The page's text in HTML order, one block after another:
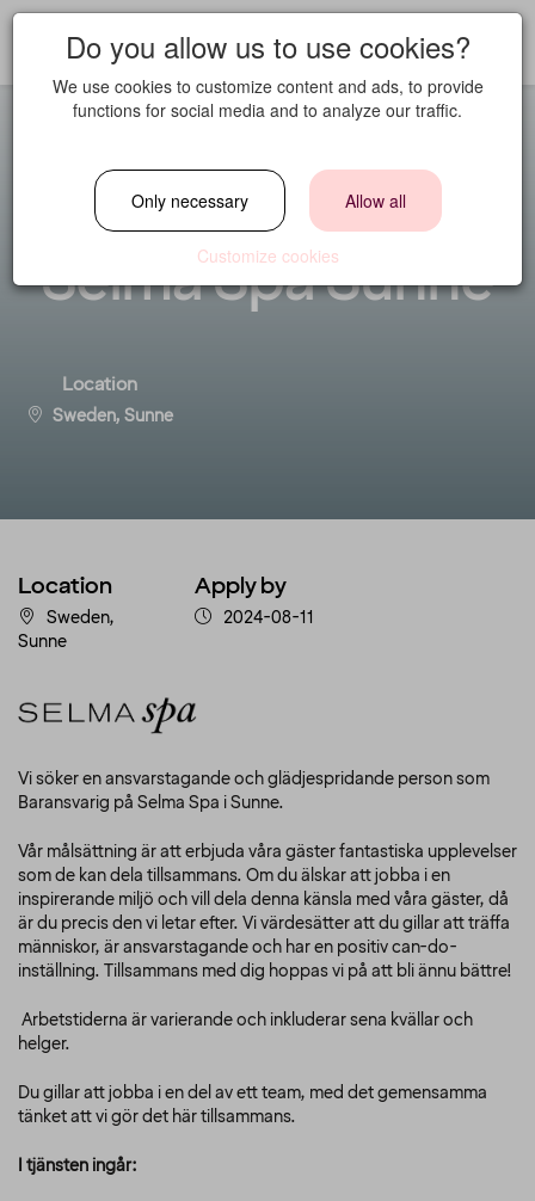
Baransvarig -
Selma Spa Sunne
Location
Sweden, Sunne
Location
Sweden,
Sunne
Apply by
2024-08-11
Vi söker en ansvarstagande och glädjespridande person som
Baransvarig på Selma Spa i Sunne.
Vår målsättning är att erbjuda våra gäster fantastiska upplevelser
som de kan dela tillsammans. Om du älskar att jobba i en
inspirerande miljö och vill dela denna känsla med våra gäster, då
är du precis den vi letar efter. Vi värdesätter att du gillar att träffa
människor, är ansvarstagande och har en positiv can-do-
inställning. Tillsammans med dig hoppas vi på att bli ännu bättre!
Arbetstiderna är varierande och inkluderar sena kvällar och
helger.
Du gillar att jobba i en del av ett team, med det gemensamma
tänket att vi gör det här tillsammans.
I tjänsten ingår:
Do you allow us to use cookies?
We use cookies to customize content and ads, to provide
functions for social media and to analyze our traffic.
Only necessary Allow all
Customize cookies